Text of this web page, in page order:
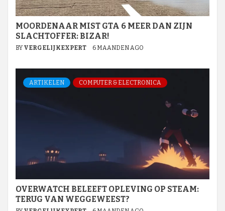
MOORDENAAR MIST GTA 6 MEER DAN ZIJN
SLACHTOFFER: BIZAR!
BY VERGELIJKEXPERT 6 MAANDEN AGO
ARTIKELEN COMPUTER & ELECTRONICA
OVERWATCH BELEEFT OPLEVING OP STEAM:
TERUG VAN WEGGEWEEST?